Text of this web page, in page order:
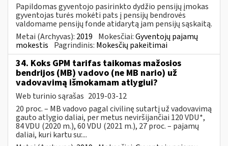
Papildomas gyventojo pasirinkto dydžio pensijų įmokas
gyventojas turės mokėti pats į pensijų bendrovės
valdomame pensijų fonde atidarytą jam pensijų sąskaitą.
Metai (Archyvas): 2019 Mokesčiai:Gyventojų pajamų
mokestis Pagrindinis: Mokesčių pakeitimai
34. Koks GPM tarifas taikomas mažosios
bendrijos (MB) vadovo (ne MB nario) už
vadovavimą išmokamam atlygiui?
Web turinio sąrašas 2019-03-12
20 proc. – MB vadovo pagal civilinę sutartį už vadovavimą
gauto atlygio daliai, per metus neviršijančiai 120 VDU*,
84 VDU (2020 m.), 60 VDU (2021 m.), 27 proc. – pajamų
daliai, kuri kartu su:...